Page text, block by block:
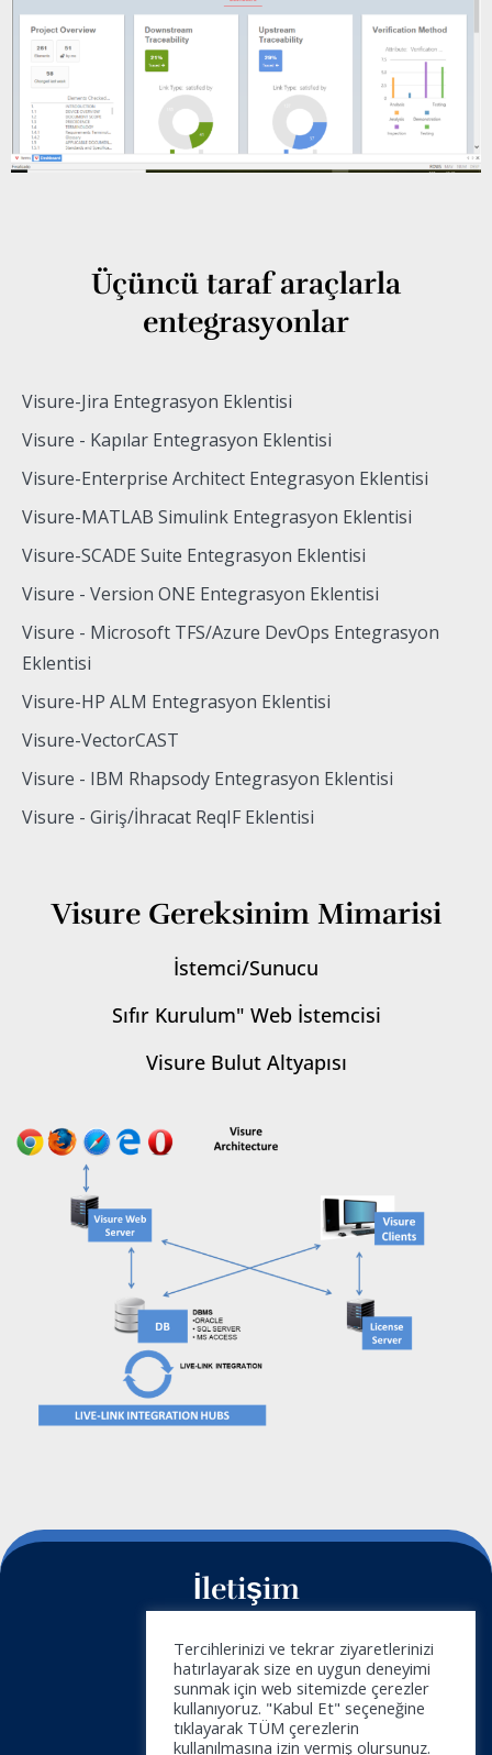
Üçüncü taraf araçlarla
entegrasyonlar
Visure-Jira Entegrasyon Eklentisi
Visure - Kapılar Entegrasyon Eklentisi
Visure-Enterprise Architect Entegrasyon Eklentisi
Visure-MATLAB Simulink Entegrasyon Eklentisi
Visure-SCADE Suite Entegrasyon Eklentisi
Visure - Version ONE Entegrasyon Eklentisi
Visure - Microsoft TFS/Azure DevOps Entegrasyon
Eklentisi
Visure-HP ALM Entegrasyon Eklentisi
Visure-VectorCAST
Visure - IBM Rhapsody Entegrasyon Eklentisi
Visure - Giriş/İhracat ReqIF Eklentisi
Visure Gereksinim Mimarisi
İstemci/Sunucu
Sıfır Kurulum" Web İstemcisi
Visure Bulut Altyapısı
İletişim
+34 911 788 540
info@doymus.com
Haber Bülteni
Tercihlerinizi ve tekrar ziyaretlerinizi
hatırlayarak size en uygun deneyimi
sunmak için web sitemizde çerezler
kullanıyoruz. "Kabul Et" seçeneğine
tıklayarak TÜM çerezlerin
kullanılmasına izin vermiş olursunuz.